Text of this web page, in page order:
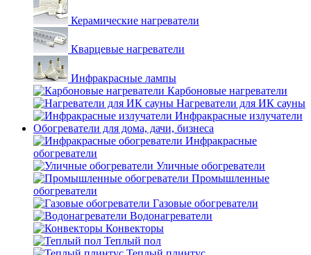
Керамические нагреватели
Кварцевые нагреватели
Инфракрасные лампы
Карбоновые нагреватели
Нагреватели для ИК сауны
Инфракрасные излучатели
Обогреватели для дома, дачи, бизнеса
Инфракрасные
обогреватели
Уличные обогреватели
Промышленные
обогреватели
Газовые обогреватели
Водонагреватели
Конвекторы
Теплый пол